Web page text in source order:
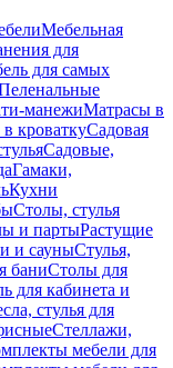
Мебельная
для
для самых
манежиМатрасы в
кроваткуСадовая
Садовые,
Гамаки,
Кухни
Столы, стулья
и партыРастущие
и сауныСтулья,
баниСтолы для
для кабинета и
стулья для
Стеллажи,
мебели для